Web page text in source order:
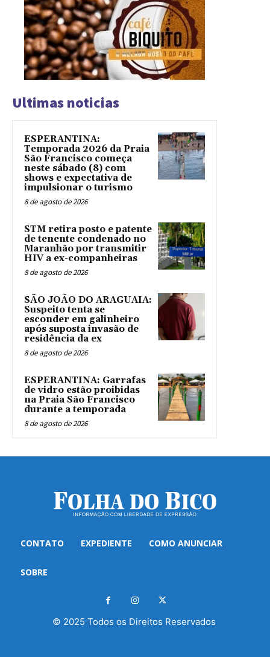
Ultimas noticias
ESPERANTINA:
Temporada 2026 da Praia
São Francisco começa
neste sábado (8) com
shows e expectativa de
impulsionar o turismo
8 de agosto de 2026
STM retira posto e patente
de tenente condenado no
Maranhão por transmitir
HIV a ex-companheiras
8 de agosto de 2026
SÃO JOÃO DO ARAGUAIA:
Suspeito tenta se
esconder em galinheiro
após suposta invasão de
residência da ex
8 de agosto de 2026
ESPERANTINA: Garrafas
de vidro estão proibidas
na Praia São Francisco
durante a temporada
8 de agosto de 2026
CONTATO EXPEDIENTE COMO ANUNCIAR
SOBRE
© 2025 Todos os Direitos Reservados